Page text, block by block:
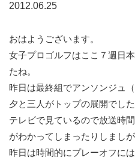
2012.06.25
おはようございます。
女子プロゴルフはここ７週日
たね。
昨日は最終組でアンソンジュ
夕と三人がトップの展開でした
テレビで見ているので放送時
がわかってしまったりしましが
昨日は時間的にプレーオフに